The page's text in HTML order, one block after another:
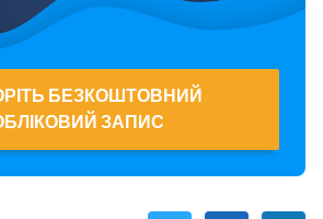
БЕЗКОШТОВНИЙ
ЗАПИС